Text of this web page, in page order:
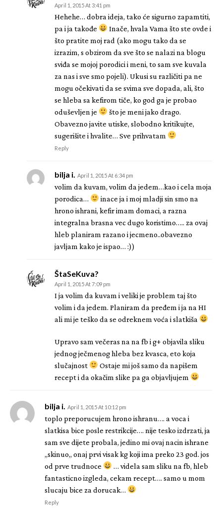
April 1, 2015 At 3:41 pm
Hehehe… dobra ideja, tako će sigurno zapamtiti,
pa i ja takođe
Inače, hvala Vama što ste ovde i
što pratite moj rad (ako mogu tako da se
izrazim, s obzirom da sve što se nalazi na blogu
sviđa se mojoj porodici i meni, to sam sve kuvala
za nas i sve smo pojeli). Ukusi su različiti pa ne
mogu očekivati da se svima sve dopada, ali, što
se hleba sa kefirom tiče, ko god ga je probao
oduševljen je
što je meni jako drago.
Obavezno javite utiske, slobodno kritikujte,
sugerišite i hvalite… Sve prihvatam
Reply
bilja i. April 1, 2015 At 6:34 pm
volim da kuvam, volim da jedem…kao i cela moja
porodica…
inace ja i moj mladji sin smo na
hrono ishrani, kefir imam domaci, a razna
integralna brasna vec dugo koristimo….. za ovaj
hleb planiram razano i jecmeno..obavezno
javljam kako je ispao… :))
ŠtaSeKuva?
April 1, 2015 At 7:09 pm
I ja volim da kuvam i veliki je problem taj što
volim i da jedem. Planiram da pređem i ja na HI
ali mi je teško da se odreknem voća i slatkiša
Upravo sam večeras na na fb i g+ objavila sliku
jednog ječmenog hleba bez kvasca, eto koja
slučajnost
Ostaje mi još samo da napišem
recept i da okačim slike pa ga objavljujem
bilja i. April 1, 2015 At 10:12 pm
toplo preporucujem hrono ishranu…. a voca i
slatkisa bice posle restrikcije…. nije tesko izdrzati, ja
sam sve dijete probala, jedino mi ovaj nacin ishrane
,,skinuo,, onaj prvi visak kg koji ima preko 23 god. jos
od prve trudnoce
… videla sam sliku na fb, hleb
fantasticno izgleda, cekam recept…. samo u mom
slucaju bice za dorucak…
Reply